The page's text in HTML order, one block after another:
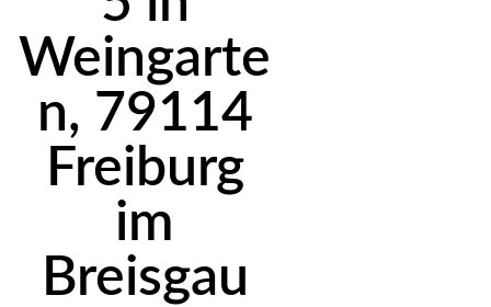
Weingarte
n, 79114
Freiburg
im
Breisgau